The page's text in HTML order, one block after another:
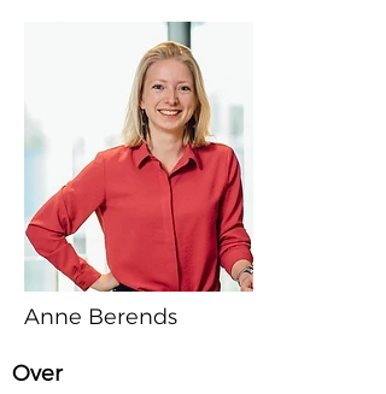
Anne Berends
Over